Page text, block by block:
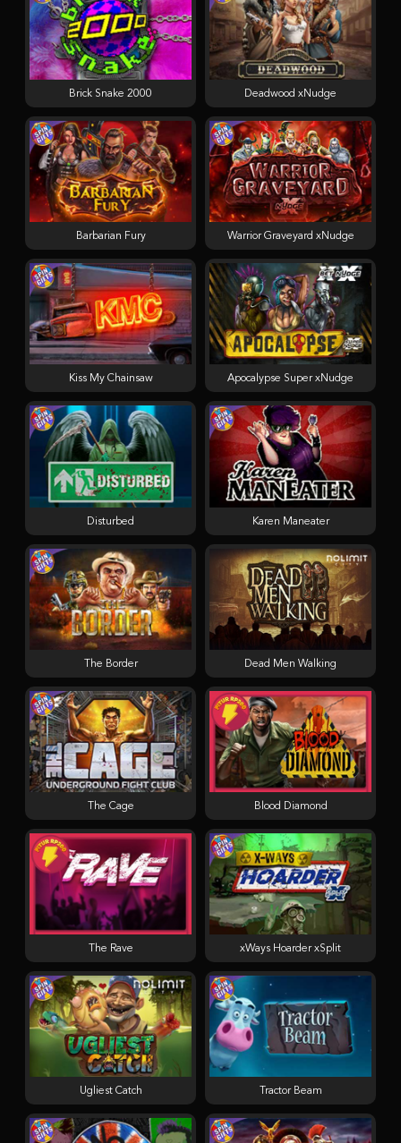
Blood Diamond
Dead Men Walking
Apocalypse Super xNudge
Kiss My Chainsaw
Tractor Beam
The Cage
Brick Snake 2000
Warrior Graveyard xNudge
Barbarian Fury
Deadwood xNudge
Disturbed
xWays Hoarder xSplit
Karen Maneater
The Border
Ugliest Catch
The Rave